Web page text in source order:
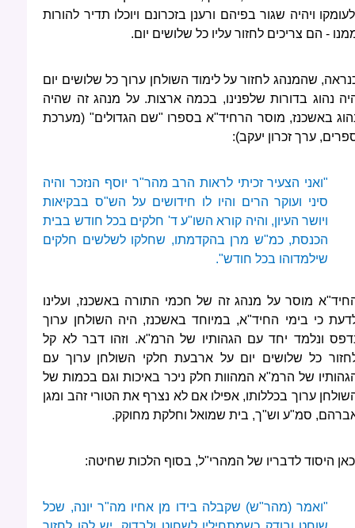
ויהיה שגור בפיהם ורענן בזכרונם ויוכלו תדיר להורות
- הם צריכים לחזור עליו כל שלושים יום.
שהמנהג לחזור על לימוד השולחן ערוך כל שלושים יום
נהוג בדורות שלפנינו, בכמה ארצות. על מנהג זה שהיה
באשכנז, מוסר הרחיד"א בספרו "שם הגדולים" (מערכת
ערך זכרון יעקב):
"ואני הצעיר זכיתי לראות הרב מהר"ר יוסף הנזכר והיה
סיני ועוקר הרים והיו לו חידושים על הש"ס בבקיאות
ויושר העיון, והיה קורא השו"ע ד' חלקים בכל חודש בבית
הכנסת, כמ"ש מרן בהקדמתו, שחלקו לשלשים חלקים
שילמדוהו בכל חודש".
מוסר על מנהג זה של חכמי התורה באשכנז, ועלינו
כי בימי החיד"א, במיוחד באשכנז, היה השולחן ערוך
ונלמד יחד עם הגהותיו של הרמ"א. וזהו דבר לא קל
כל שלושים יום על ארבעת חלקי השולחן ערוך עם
של הרמ"א המהוות חלק ניכר באיכות וגם בכמות של
ערוך בכללותו, אפילו אם לא נצרף את הטורי זהב ומגן
סמ"ע וש"ך, בית שמואל וחלקת מחוקק.
היסוד לדבריו של המהרי"ל, בסוף הלכות שחיטה:
"ואמר (מהר"ש) שקבלה בידו מן אחיו מה"ר יונה, שכל